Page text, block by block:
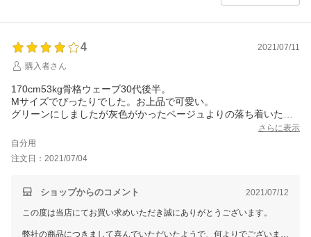
また機会がございましたら、GIRLをどうぞよろしくお願いいたしま
す。
4
2021/07/11
購入者さん
170cm53kg骨格ウェーブ30代後半。
Mサイズでぴったりでした。お上品で可愛い。
グリーンにしましたが灰色がかったベージュよりの落ち着いた色
味なので40過ぎても着れそうです。下着は色に気をつければ透け
ないと思います。リボンは結ばなくてもいいし、結ぶなら結び目
できました。
さらに表示
自分用
注文日：2021/07/04
ショップからのコメント 2021/07/12
この度は当店にてお買い求めいただき誠にありがとうございます。
弊社の商品につきまして喜んでいただいたようで、何よりでございま